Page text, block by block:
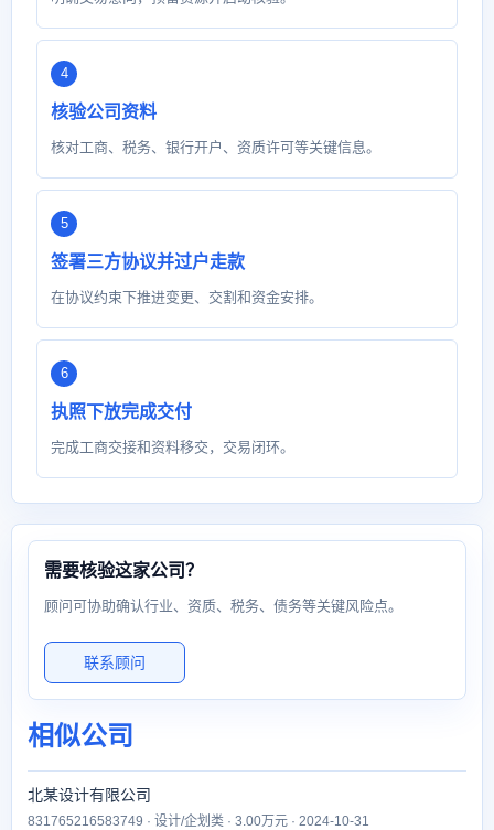
核验公司资料
核对工商、税务、银行开户、资质许可等关键信息。
签署三方协议并过户走款
在协议约束下推进变更、交割和资金安排。
执照下放完成交付
完成工商交接和资料移交，交易闭环。
需要核验这家公司？
顾问可协助确认行业、资质、税务、债务等关键风险点。
联系顾问
相似公司
北某设计有限公司
831765216583749 · 设计/企划类 · 3.00万元 · 2024-10-31